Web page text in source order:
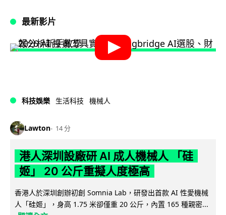
最新影片
科技娛樂 生活科技 機械人
Lawton 14 分
港人深圳設廠研 AI 成人機械人 「硅
姬」 20 公斤重擬人度極高
香港人於深圳創辦初創 Somnia Lab，研發出首款 AI 性愛機械
人「硅姬」，身高 1.75 米卻僅重 20 公斤，內置 165 種親密...